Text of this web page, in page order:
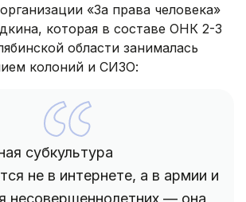
«За права человека»
которая в составе ОНК 2-3
области занималась
колоний и СИЗО:
субкультура
не в интернете, а в армии и
несовершеннолетних — она